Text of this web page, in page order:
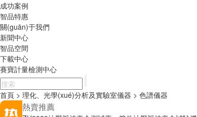
成功案例
智品特惠
關(guān)于我們
新聞中心
智品空間
下載中心
賽寶計量檢測中心
首頁 > 理化、光學(xué)分析及實驗室儀器 > 色譜儀器
熱賣推薦